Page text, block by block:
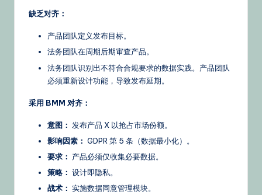
缺乏对齐：
产品团队定义发布目标。
法务团队在周期后期审查产品。
法务团队识别出不符合合规要求的数据实践。产品团队
必须重新设计功能，导致发布延期。
采用 BMM 对齐：
意图： 发布产品 X 以抢占市场份额。
影响因素： GDPR 第 5 条（数据最小化）。
要求： 产品必须仅收集必要数据。
策略： 设计即隐私。
战术： 实施数据同意管理模块。